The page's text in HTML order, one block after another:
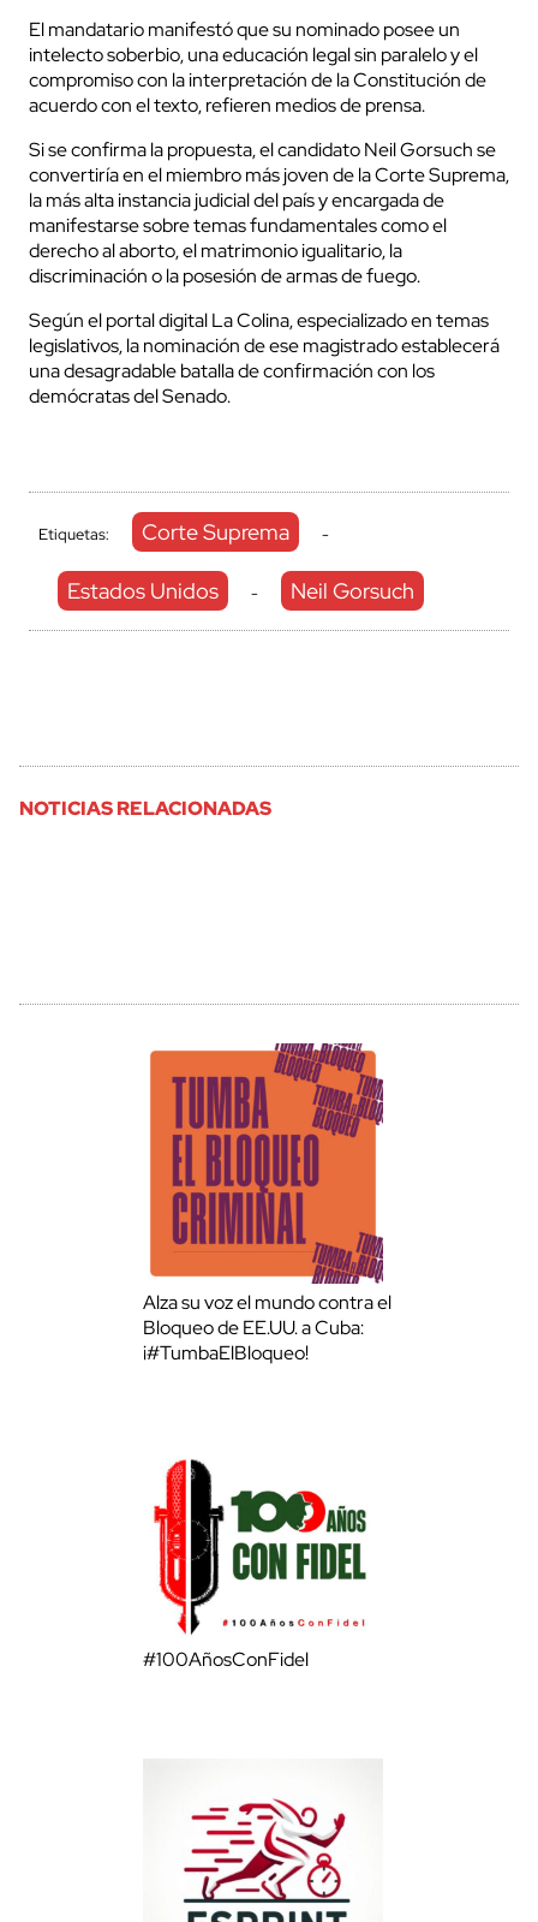
El mandatario manifestó que su nominado posee un
intelecto soberbio, una educación legal sin paralelo y el
compromiso con la interpretación de la Constitución de
acuerdo con el texto, refieren medios de prensa.
Si se confirma la propuesta, el candidato Neil Gorsuch se
convertiría en el miembro más joven de la Corte Suprema,
la más alta instancia judicial del país y encargada de
manifestarse sobre temas fundamentales como el
derecho al aborto, el matrimonio igualitario, la
discriminación o la posesión de armas de fuego.
Según el portal digital La Colina, especializado en temas
legislativos, la nominación de ese magistrado establecerá
una desagradable batalla de confirmación con los
demócratas del Senado.
Etiquetas: Corte Suprema -
Estados Unidos - Neil Gorsuch
NOTICIAS RELACIONADAS
Alza su voz el mundo contra el
Bloqueo de EE.UU. a Cuba:
¡#TumbaElBloqueo!
#100AñosConFidel